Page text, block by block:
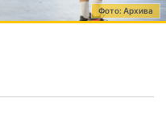
Фото: Архива